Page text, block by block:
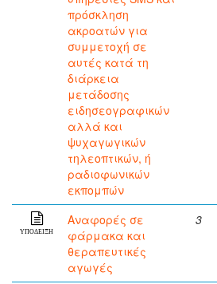
πρόσκληση
ακροατών για
συμμετοχή σε
αυτές κατά τη
διάρκεια
μετάδοσης
ειδησεογραφικών
αλλά και
ψυχαγωγικών
τηλεοπτικών, ή
ραδιοφωνικών
εκπομπών
ΥΠΟΔΕΙΞΗ
Αναφορές σε
φάρμακα και
θεραπευτικές
αγωγές
3